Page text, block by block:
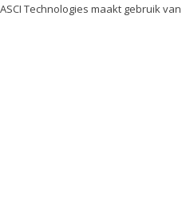
ASCI Technologies maakt gebruik van